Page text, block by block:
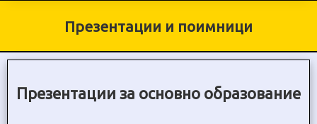
Презентации и поимници
Презентации за основно образование